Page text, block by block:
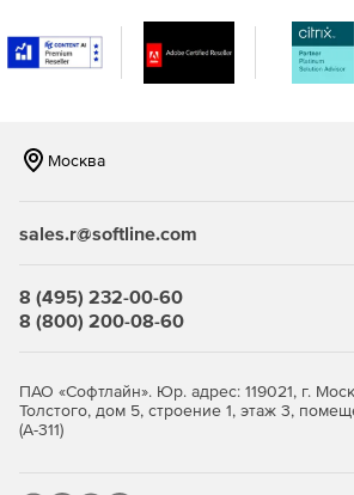
использования политик безопасности,
устанавливают следующие основные
Москва
sales.r@softline.com
8 (495) 232-00-60
8 (800) 200-08-60
ПАО «Софтлайн». Юр. адрес: 119021, г.
Толстого, дом 5, строение 1, этаж 3,
(А-311)